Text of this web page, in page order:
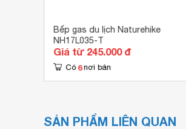
Bếp gas du lịch Naturehike
NH17L035-T
Giá từ 245.000 đ
Có 6 nơi bán
SẢN PHẨM LIÊN QUAN